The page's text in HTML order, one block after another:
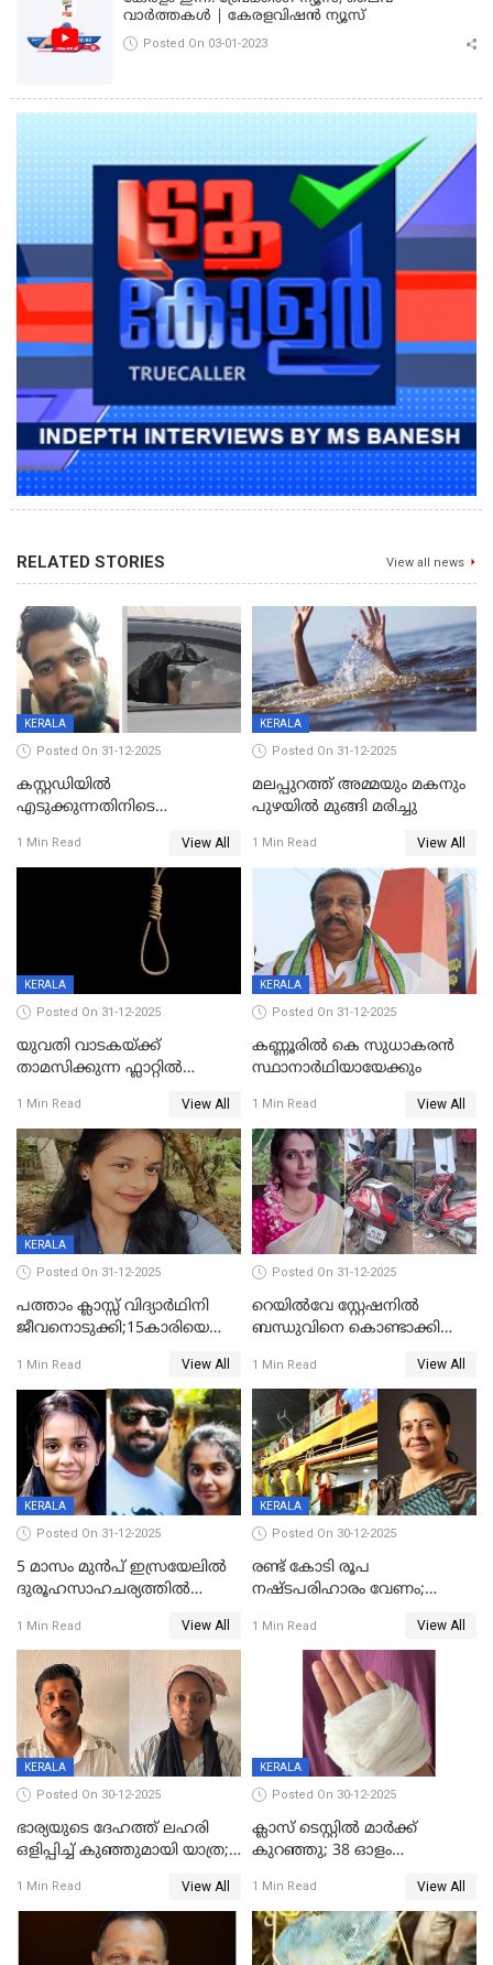
വാർത്തകൾ | കേരളവിഷൻ ന്യൂസ്
Posted On 03-01-2023
RELATED STORIES View all news
KERALA
Posted On 31-12-2025
കസ്റ്റഡിയിൽ
എടുക്കുന്നതിനിടെ
വധശ്രമക്കേസ് പ്രതി പിടിയിൽ
1 Min Read View All
KERALA
Posted On 31-12-2025
മലപ്പുറത്ത് അമ്മയും മകനും
പുഴയിൽ മുങ്ങി മരിച്ചു
1 Min Read View All
KERALA
Posted On 31-12-2025
യുവതി വാടകയ്ക്ക്
താമസിക്കുന്ന ഫ്ലാറ്റില്‍
സംഭവം കൈതപ്പൊയിലില്‍
1 Min Read View All
KERALA
Posted On 31-12-2025
കണ്ണൂരിൽ കെ സുധാകരൻ
സ്ഥാനാർഥിയായേക്കും
1 Min Read View All
KERALA
Posted On 31-12-2025
പത്താം ക്ലാസ്സ് വിദ്യാര്‍ഥിനി
ജീവനൊടുക്കി;15കാരിയെ
കിടപ്പുമുറിയില്‍ തൂങ്ങി മരിച്ച
നിലയിൽ
1 Min Read View All
Posted On 31-12-2025
റെയിൽവേ സ്റ്റേഷനിൽ
ബന്ധുവിനെ കൊണ്ടാക്കി
ലോറി സ്കൂട്ടറിൽ ഇടിച്ചു :
യുവതിക്ക് ദാരുണാന്ത്യം
1 Min Read View All
KERALA
Posted On 31-12-2025
5 മാസം മുൻപ് ഇസ്രയേലിൽ
ദുരൂഹസാഹചര്യത്തിൽ
മലയാളി യുവാവിന്റെ ഭാര്യയും
മരിച്ചു
1 Min Read View All
KERALA
Posted On 30-12-2025
രണ്ട് കോടി രൂപ
നഷ്ടപരിഹാരം വേണം;
നോട്ടീസയച്ച് ഉമാ തോമസ്
1 Min Read View All
KERALA
Posted On 30-12-2025
ഭാര്യയുടെ ദേഹത്ത് ലഹരി
ഒളിപ്പിച്ച് കുഞ്ഞുമായി യാത്ര;
പിടികൂടി പൊലീസ്
1 Min Read View All
KERALA
Posted On 30-12-2025
ക്ലാസ് ടെസ്റ്റിൽ മാർക്ക്
കുറഞ്ഞു; 38 ഓളം
സെന്ററിലെ അധ്യാപകന്‍
മർദിച്ചതായി പരാതി
1 Min Read View All